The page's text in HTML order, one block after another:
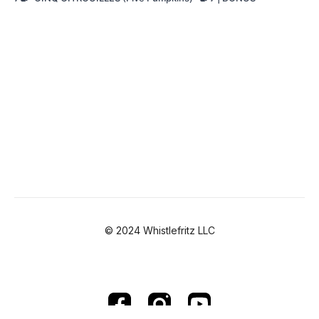
©2023 Didier Prossaird
HOW LUCKY I AM TO HAVE A FATHER LIKE YOU
© 2024 Whistlefritz LLC